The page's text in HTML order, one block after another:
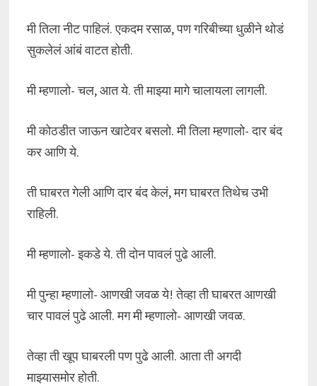
मी तिला नीट पाहिलं. एकदम रसाळ, पण गरिबीच्या धुळीने थोडं
सुकलेलं आंबं वाटत होती.
मी म्हणालो- चल, आत ये. ती माझ्या मागे चालायला लागली.
मी कोठडीत जाऊन खाटेवर बसलो. मी तिला म्हणालो- दार बंद
कर आणि ये.
ती घाबरत गेली आणि दार बंद केलं, मग घाबरत तिथेच उभी
राहिली.
मी म्हणालो- इकडे ये. ती दोन पावलं पुढे आली.
मी पुन्हा म्हणालो- आणखी जवळ ये! तेव्हा ती घाबरत आणखी
चार पावलं पुढे आली. मग मी म्हणालो- आणखी जवळ.
तेव्हा ती खूप घाबरली पण पुढे आली. आता ती अगदी
माझ्यासमोर होती.